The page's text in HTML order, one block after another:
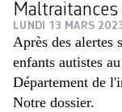
LUNDI 13 MARS
Après des alertes
enfants autistes
Département de
Notre dossier.